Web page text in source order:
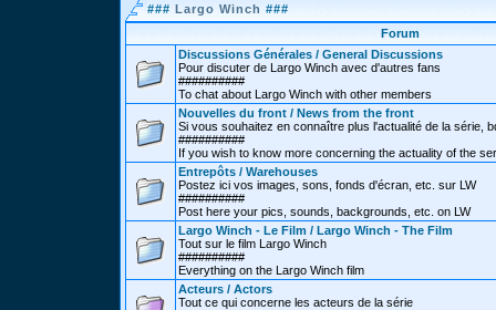
### Largo Winch ###
Forum
Discussions Générales / General Discussions
Pour discuter de Largo Winch avec d'autres fans
##########
To chat about Largo Winch with other members
Nouvelles du front / News from the front
Si vous souhaitez en connaître plus l'actualité de la série,
##########
If you wish to know more concerning the actuality of the
Entrepôts / Warehouses
Postez ici vos images, sons, fonds d'écran, etc. sur LW
##########
Post here your pics, sounds, backgrounds, etc. on LW
Largo Winch - Le Film / Largo Winch - The Film
Tout sur le film Largo Winch
##########
Everything on the Largo Winch film
Acteurs / Actors
Tout ce qui concerne les acteurs de la série